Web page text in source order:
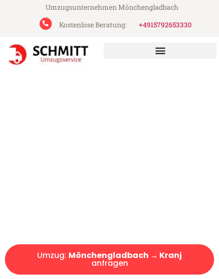
Umzugsunternehmen Mönchengladbach
Kostenlose Beratung:
+4915792653330
Umzug: Mönchengladbach → Kranj
anfragen